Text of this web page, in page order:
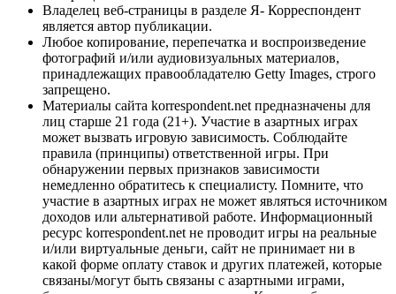
Владелец веб-страницы в разделе Я- Корреспондент
является автор публикации.
Любое копирование, перепечатка и воспроизведение
фотографий и/или аудиовизуальных материалов,
принадлежащих правообладателю Getty Images, строго
запрещено.
Материалы сайта korrespondent.net предназначены для
лиц старше 21 года (21+). Участие в азартных играх
может вызвать игровую зависимость. Соблюдайте
правила (принципы) ответственной игры. При
обнаружении первых признаков зависимости
немедленно обратитесь к специалисту. Помните, что
участие в азартных играх не может являться источником
доходов или альтернативой работе. Информационный
ресурс korrespondent.net не проводит игры на реальные
и/или виртуальные деньги, сайт не принимает ни в
какой форме оплату ставок и других платежей, которые
связаны/могут быть связаны с азартными играми,